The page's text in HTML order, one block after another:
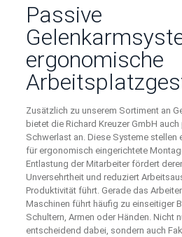
Passive
ergonomische
Zusätzlich zu unserem Sortiment an
bietet die Richard Kreuzer GmbH
Schwerlast an. Diese Systeme stellen
für ergonomisch eingerichtete
Entlastung der Mitarbeiter fördert
Unversehrtheit und reduziert
Produktivität führt. Gerade das
Maschinen führt häufig zu einseitiger
Schultern, Armen oder Händen. Nicht
entscheidend dabei, sondern auch